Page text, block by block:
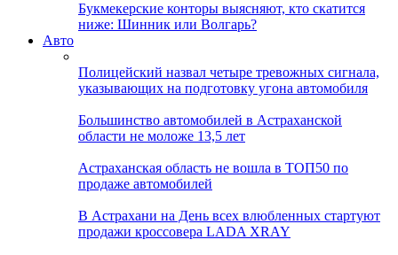
Букмекерские конторы выясняют, кто скатится
ниже: Шинник или Волгарь?
Авто
Полицейский назвал четыре тревожных сигнала,
указывающих на подготовку угона автомобиля
Большинство автомобилей в Астраханской
области не моложе 13,5 лет
Астраханская область не вошла в ТОП50 по
продаже автомобилей
В Астрахани на День всех влюбленных стартуют
продажи кроссовера LADA XRAY